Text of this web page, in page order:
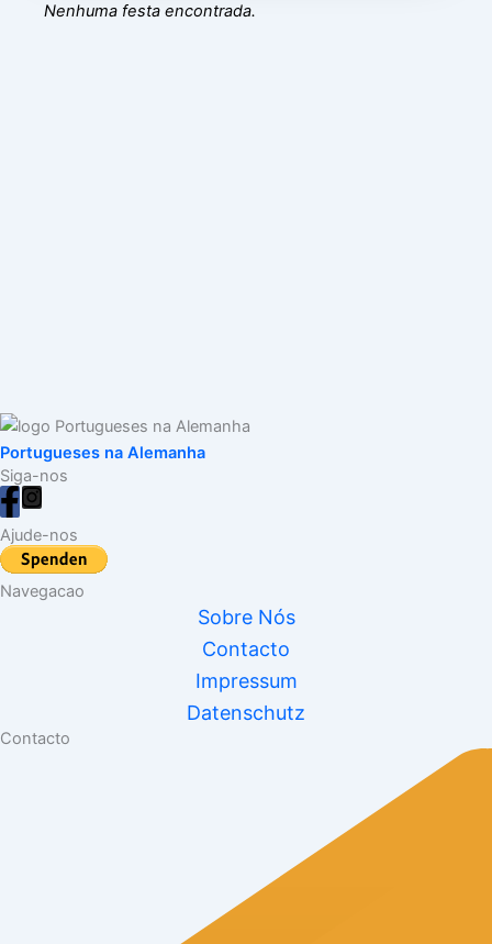
Nenhuma festa encontrada.
Portugueses na Alemanha
Siga-nos
Ajude-nos
Navegacao
Sobre Nós
Contacto
Impressum
Datenschutz
Contacto